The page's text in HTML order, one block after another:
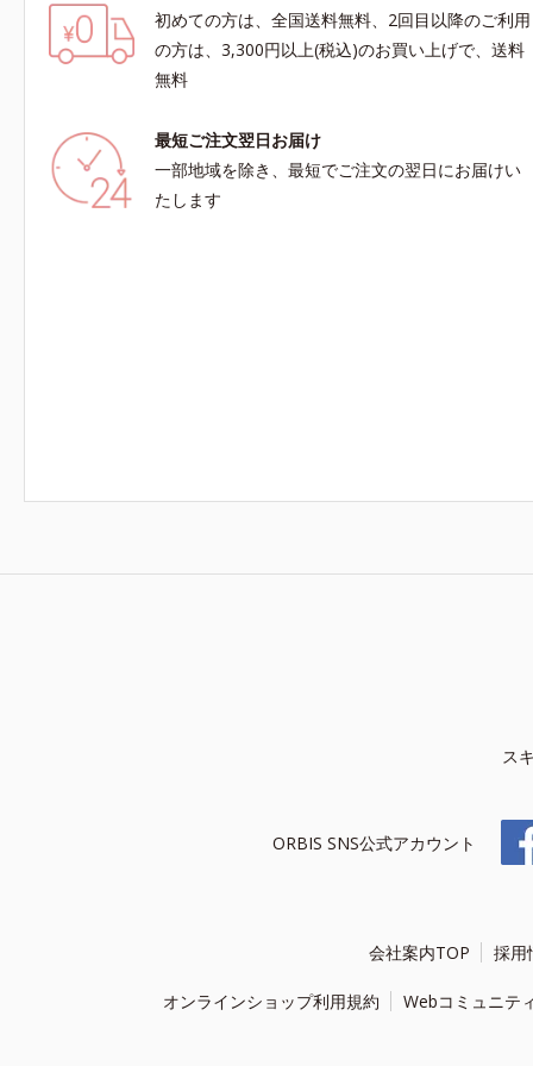
初めての方は、全国送料無料、2回目以降のご利用
の方は、3,300円以上(税込)のお買い上げで、送料
無料
最短ご注文翌日お届け
一部地域を除き、最短でご注文の翌日にお届けい
たします
ス
ORBIS SNS公式アカウント
会社案内TOP 採用
オンラインショップ利用規約 Webコミュニテ